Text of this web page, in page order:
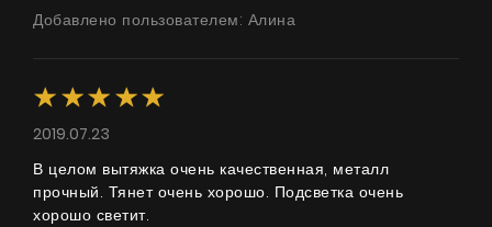
Добавлено пользователем: Алина
2019.07.23
В целом вытяжка очень качественная, металл
прочный. Тянет очень хорошо. Подсветка очень
хорошо светит.